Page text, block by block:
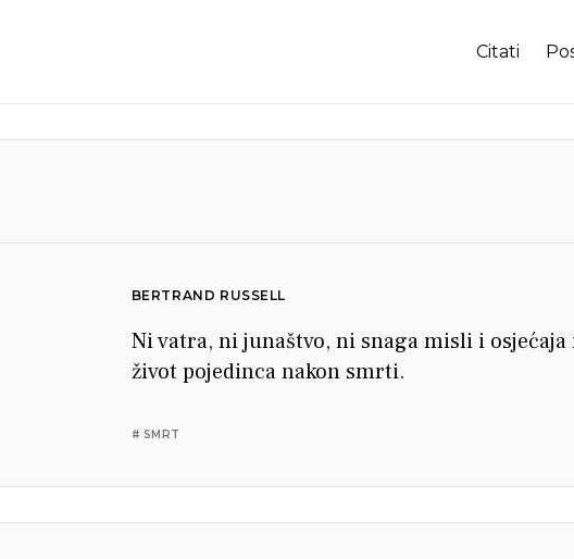
Citati
BERTRAND RUSSELL
Ni vatra, ni junaštvo, ni snaga misli i
život pojedinca nakon smrti.
# SMRT